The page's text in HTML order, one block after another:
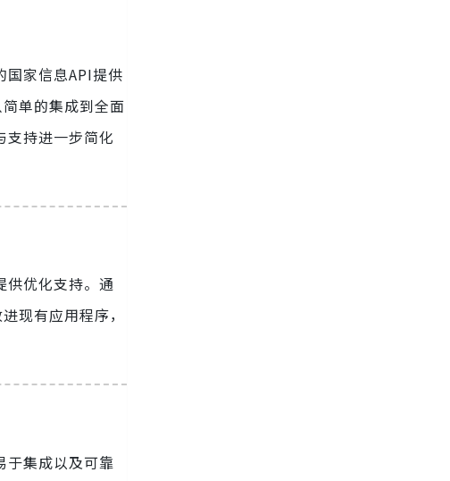
家信息API提供
单的集成到全面
持进一步简化
供优化支持。通
现有应用程序，
集成以及可靠